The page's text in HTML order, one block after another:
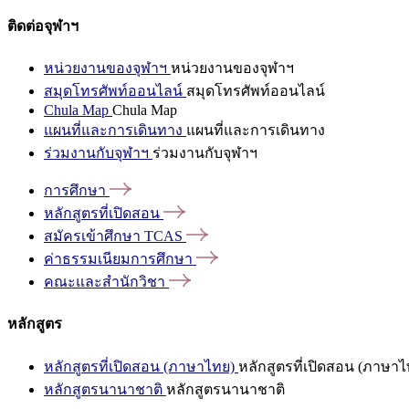
ติดต่อจุฬาฯ
หน่วยงานของจุฬาฯ หน่วยงานของจุฬาฯ
สมุดโทรศัพท์ออนไลน์ สมุดโทรศัพท์ออนไลน์
Chula Map Chula Map
แผนที่และการเดินทาง แผนที่และการเดินทาง
ร่วมงานกับจุฬาฯ ร่วมงานกับจุฬาฯ
การศึกษา
หลักสูตรที่เปิดสอน
สมัครเข้าศึกษา TCAS
ค่าธรรมเนียมการศึกษา
คณะและสำนักวิชา
หลักสูตร
หลักสูตรที่เปิดสอน (ภาษาไทย) หลักสูตรที่เปิดสอน (ภาษาไ
หลักสูตรนานาชาติ หลักสูตรนานาชาติ